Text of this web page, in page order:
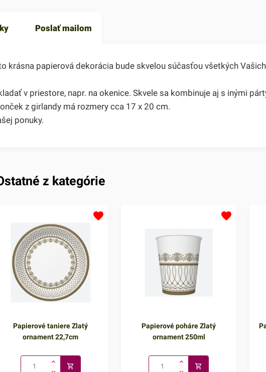
Poslať mailom
krásna papierová dekorácia bude skvelou súčasťou všetkých
v priestore, napr. na okenice. Skvele sa kombinuje aj s inými
z girlandy má rozmery cca 17 x 20 cm.
ponuky.
z kategórie
Papierové taniere Zlatý
ornament 22,7cm
Papierové poháre Zlatý
ornament 250ml